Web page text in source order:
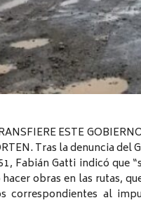
ESTE
Tras la denuncia
Fabián Gatti indicó
obras en las rutas,
correspondientes al